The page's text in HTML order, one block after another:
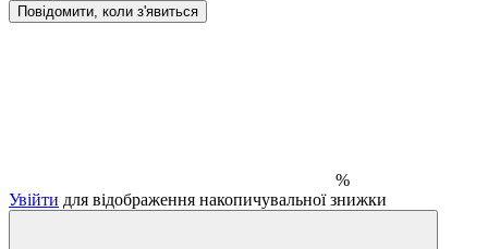
Повідомити, коли з'явиться
%
Увійти для відображення накопичувальної знижки